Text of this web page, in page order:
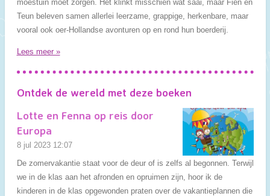
moestuin moet zorgen. Het klinkt misschien wat saai, maar Fien en
Teun beleven samen allerlei leerzame, grappige, herkenbare, maar
vooral ook oer-Hollandse avonturen op en rond hun boerderij.
Lees meer »
Ontdek de wereld met deze boeken
Lotte en Fenna op reis door
Europa
8 jul 2023 12:07
De zomervakantie staat voor de deur of is zelfs al begonnen. Terwijl
we in de klas aan het afronden en opruimen zijn, hoor ik de
kinderen in de klas opgewonden praten over de vakantieplannen die